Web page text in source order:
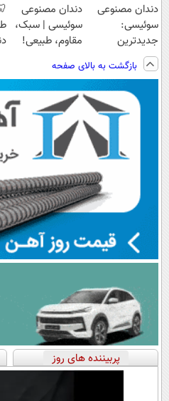
دندان مصنوعی
سوئیسی:
جدیدترین
فناوری اروپا،
سبک و مقاوم |
پرداخت قسطی
دندان مصنوعی
سوئیسی | سبک،
مقاوم، طبیعی!
رایگان+پرداخت
اقساطی😍
بازگشت به بالای صفحه
پربیننده های روز